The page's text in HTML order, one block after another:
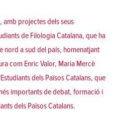
amb projectes dels seus
de Filologia Catalana, que ha
nord a sud del país, homenatjant
com Enric Valor, Maria Mercè
dels Països Catalans, que
importants de debat, formació i
dels Països Catalans.